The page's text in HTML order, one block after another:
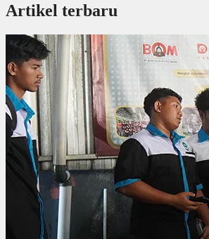
Artikel terbaru